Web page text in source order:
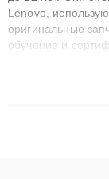
Lenovo,
оригинальные
обучение и
сохранением